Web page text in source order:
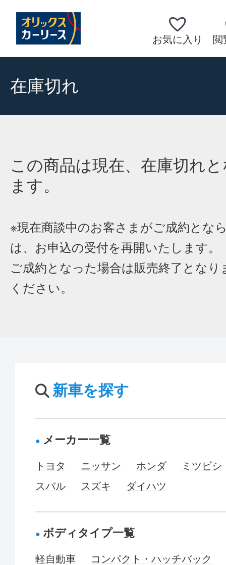
お気に入り 閲
在庫切れ
この商品は現在、在庫切れ
ます。
※現在商談中のお客さまがご成約とな
は、お申込の受付を再開いたします。
ご成約となった場合は販売終了となり
ください。
新車を探す
メーカー一覧
トヨタ ニッサン ホンダ
ミツビシ
スバル
スズキ ダイハツ
ボディタイプ一覧
軽自動車
コンパクト・ハッチバック